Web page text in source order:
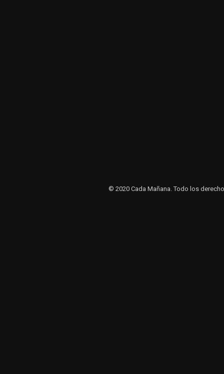
© 2020 Cada Mañana. Todo los